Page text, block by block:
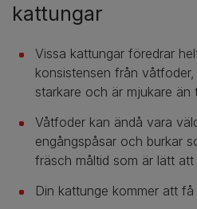
kattungar
Vissa kattungar föredrar
konsistensen från
starkare och är mjukare än
Våtfoder kan ändå vara
engångspåsar och burkar
fräsch måltid som är lätt
Din kattunge kommer att